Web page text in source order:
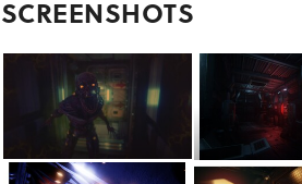
SCREENSHOTS